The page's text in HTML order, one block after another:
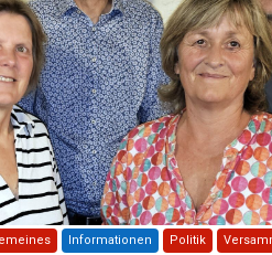
Informationen Politik